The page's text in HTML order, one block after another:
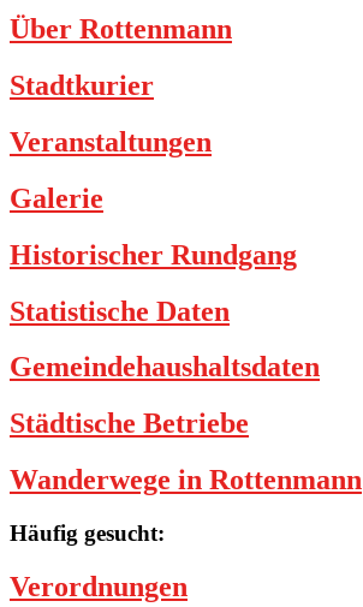
Über Rottenmann
Stadtkurier
Veranstaltungen
Galerie
Historischer Rundgang
Statistische Daten
Gemeindehaushaltsdaten
Städtische Betriebe
Wanderwege in Rottenmann
Häufig gesucht:
Verordnungen